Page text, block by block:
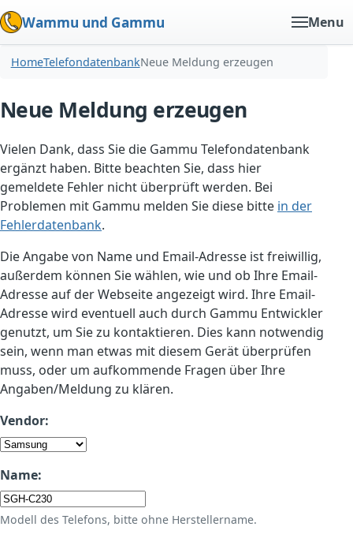
Wammu und Gammu Menu
HomeTelefondatenbankNeue Meldung erzeugen
Neue Meldung erzeugen
Vielen Dank, dass Sie die Gammu Telefondatenbank
ergänzt haben. Bitte beachten Sie, dass hier
gemeldete Fehler nicht überprüft werden. Bei
Problemen mit Gammu melden Sie diese bitte in der
Fehlerdatenbank.
Die Angabe von Name und Email-Adresse ist freiwillig,
außerdem können Sie wählen, wie und ob Ihre Email-
Adresse auf der Webseite angezeigt wird. Ihre Email-
Adresse wird eventuell auch durch Gammu Entwickler
genutzt, um Sie zu kontaktieren. Dies kann notwendig
sein, wenn man etwas mit diesem Gerät überprüfen
muss, oder um aufkommende Fragen über Ihre
Angaben/Meldung zu klären.
Vendor:
Name:
Modell des Telefons, bitte ohne Herstellername.